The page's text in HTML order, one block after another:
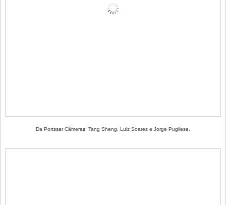
Da Portssar Câmeras, Tang Sheng, Luiz Soares e Jorge Pugliese.